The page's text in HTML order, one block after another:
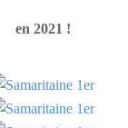
en 2021 !